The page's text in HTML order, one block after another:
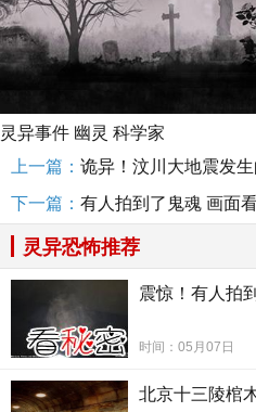
灵异事件 幽灵 科学家
上一篇： 诡异！汶川大地震发
下一篇： 有人拍到了鬼魂 画面
灵异恐怖推荐
震惊！有人拍
时间：05月07日
北京十三陵棺